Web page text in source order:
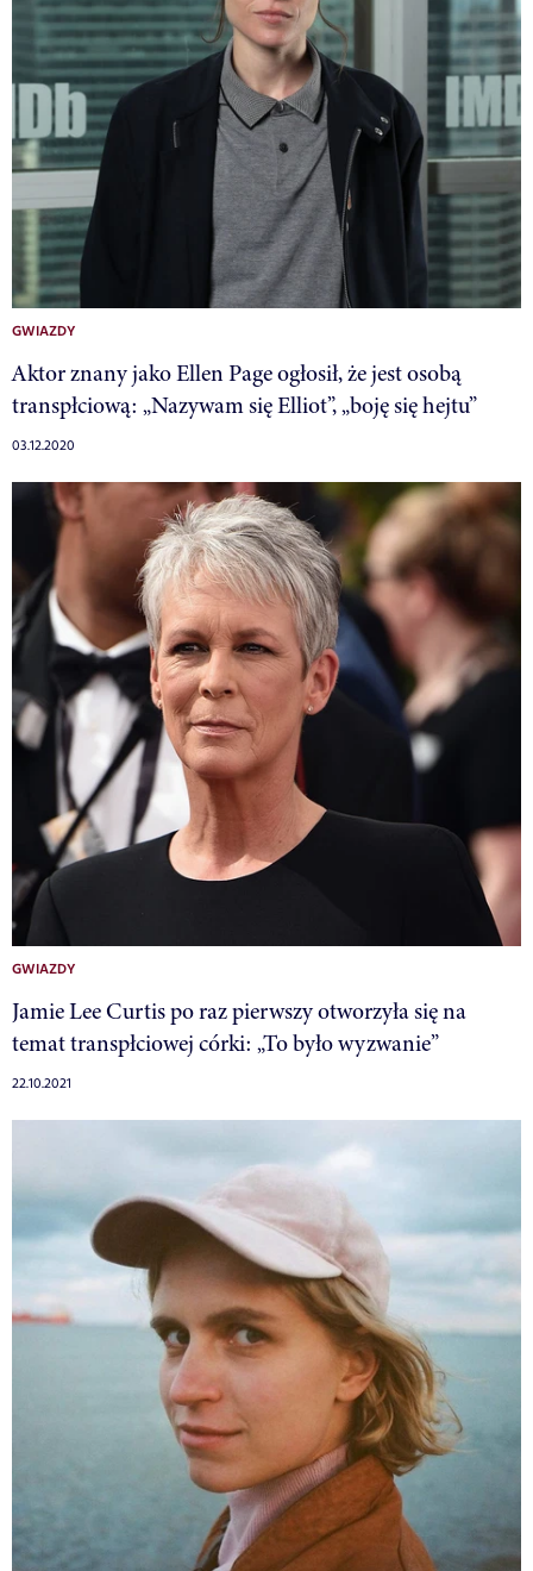
GWIAZDY
Aktor znany jako Ellen Page ogłosił, że jest osobą
transpłciową: „Nazywam się Elliot”, „boję się hejtu”
03.12.2020
GWIAZDY
Jamie Lee Curtis po raz pierwszy otworzyła się na
temat transpłciowej córki: „To było wyzwanie”
22.10.2021